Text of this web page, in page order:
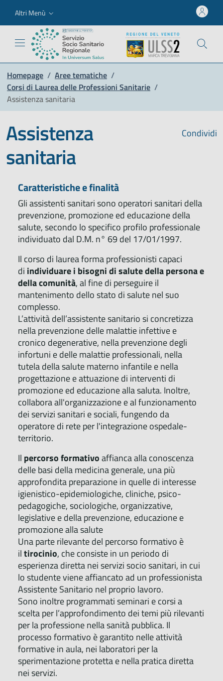
Altri Menù
Homepage / Aree tematiche /
Corsi di Laurea delle Professioni Sanitarie /
Assistenza sanitaria
Condividi
Assistenza
sanitaria
Caratteristiche e finalità
Gli assistenti sanitari sono operatori sanitari della
prevenzione, promozione ed educazione della
salute, secondo lo specifico profilo professionale
individuato dal D.M. n° 69 del 17/01/1997.
Il corso di laurea forma professionisti capaci
di individuare i bisogni di salute della persona e
della comunità, al fine di perseguire il
mantenimento dello stato di salute nel suo
complesso.
L’attività dell’assistente sanitario si concretizza
nella prevenzione delle malattie infettive e
cronico degenerative, nella prevenzione degli
infortuni e delle malattie professionali, nella
tutela della salute materno infantile e nella
progettazione e attuazione di interventi di
promozione ed educazione alla saluta. Inoltre,
collabora all'organizzazione e al funzionamento
dei servizi sanitari e sociali, fungendo da
operatore di rete per l'integrazione ospedale-
territorio.
Il percorso formativoaffianca alla conoscenza
delle basi della medicina generale, una più
approfondita preparazione in quelle di interesse
igienistico-epidemiologiche, cliniche, psico-
pedagogiche, sociologiche, organizzative,
legislative e della prevenzione, educazione e
promozione alla salute
Una parte rilevante del percorso formativo è
iltirocinio, che consiste in un periodo di
esperienza diretta nei servizi socio sanitari, in cui
lo studente viene affiancato ad un professionista
Assistente Sanitario nel proprio lavoro.
Sono inoltre programmati seminari e corsi a
scelta per l’approfondimento dei temi più rilevanti
per la professione nella sanità pubblica. Il
processo formativo è garantito nelle attività
formative in aula, nei laboratori per la
sperimentazione protetta e nella pratica diretta
nei servizi.